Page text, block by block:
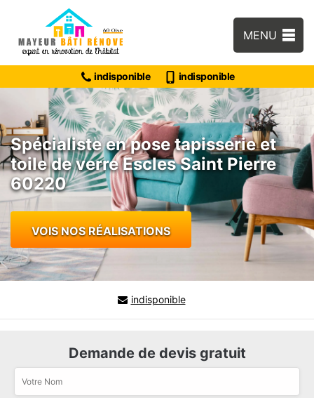
MENU
indisponible indisponible
Spécialiste en pose tapisserie et
toile de verre Escles Saint Pierre
60220
VOIS NOS RÉALISATIONS
indisponible
Demande de devis gratuit